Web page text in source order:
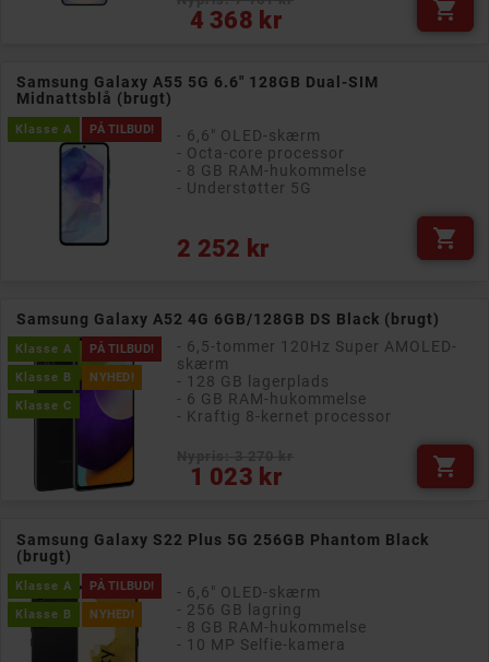
4 368 kr
Pris 
Samsung Galaxy A55 5G 6.6" 128GB Dual-SIM
Midnattsblå (brugt)
PÅ TILBUD!
Klasse A
- 6,6" OLED-skærm
- Octa-core processor
- 8 GB RAM-hukommelse
- Understøtter 5G
2 252 kr
Pris 
Samsung Galaxy A52 4G 6GB/128GB DS Black (brugt)
PÅ TILBUD!
NYHED!
Klasse A
Klasse B
Klasse C
- 6,5-tommer 120Hz Super AMOLED-
skærm
- 128 GB lagerplads
- 6 GB RAM-hukommelse
- Kraftig 8-kernet processor
1 023 kr
Pris 
Samsung Galaxy S22 Plus 5G 256GB Phantom Black
(brugt)
PÅ TILBUD!
NYHED!
Klasse A
Klasse B
- 6,6" OLED-skærm
- 256 GB lagring
- 8 GB RAM-hukommelse
- 10 MP Selfie-kamera